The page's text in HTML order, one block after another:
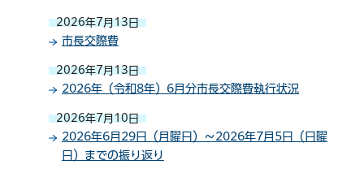
2026年7月13日
市長交際費
2026年7月13日
2026年（令和8年）6月分市長交際費執行状況
2026年7月10日
2026年6月29日（月曜日）～2026年7月5日（日曜
日）までの振り返り